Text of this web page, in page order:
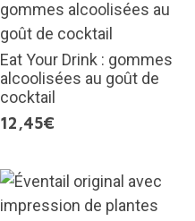
Eat Your Drink : gommes
alcoolisées au goût de
cocktail
12,45€